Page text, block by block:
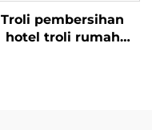
Troli pembersihan
hotel troli rumah